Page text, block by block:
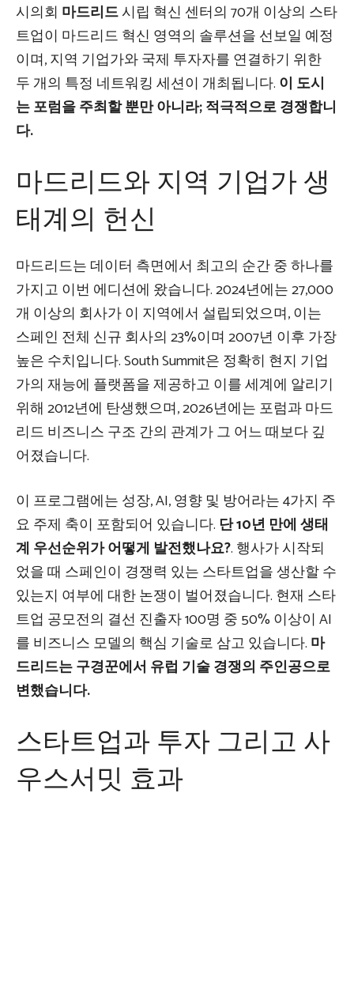
시의회 마드리드시립 혁신 센터의 70개 이상의 스타
트업이 마드리드 혁신 영역의 솔루션을 선보일 예정
이며, 지역 기업가와 국제 투자자를 연결하기 위한
두 개의 특정 네트워킹 세션이 개최됩니다. 이 도시
는 포럼을 주최할 뿐만 아니라; 적극적으로 경쟁합니
다.
마드리드와 지역 기업가 생
태계의 헌신
마드리드는 데이터 측면에서 최고의 순간 중 하나를
가지고 이번 에디션에 왔습니다. 2024년에는 27,000
개 이상의 회사가 이 지역에서 설립되었으며, 이는
스페인 전체 신규 회사의 23%이며 2007년 이후 가장
높은 수치입니다. South Summit은 정확히 현지 기업
가의 재능에 플랫폼을 제공하고 이를 세계에 알리기
위해 2012년에 탄생했으며, 2026년에는 포럼과 마드
리드 비즈니스 구조 간의 관계가 그 어느 때보다 깊
어졌습니다.
이 프로그램에는 성장, AI, 영향 및 방어라는 4가지 주
요 주제 축이 포함되어 있습니다. 단 10년 만에 생태
계 우선순위가 어떻게 발전했나요?. 행사가 시작되
었을 때 스페인이 경쟁력 있는 스타트업을 생산할 수
있는지 여부에 대한 논쟁이 벌어졌습니다. 현재 스타
트업 공모전의 결선 진출자 100명 중 50% 이상이 AI
를 비즈니스 모델의 핵심 기술로 삼고 있습니다. 마
드리드는 구경꾼에서 유럽 기술 경쟁의 주인공으로
변했습니다.
스타트업과 투자 그리고 사
우스서밋 효과